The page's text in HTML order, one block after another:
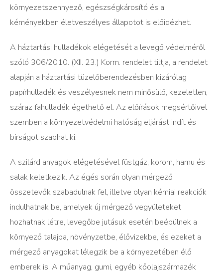
környezetszennyező, egészségkárosító és a
kéményekben életveszélyes állapotot is előidézhet.
A háztartási hulladékok elégetését a levegő védelméről
szóló 306/2010. (XII. 23.) Korm. rendelet tiltja, a rendelet
alapján a háztartási tüzelőberendezésben kizárólag
papírhulladék és veszélyesnek nem minősülő, kezeletlen,
száraz fahulladék égethető el. Az előírások megsértőivel
szemben a környezetvédelmi hatóság eljárást indít és
bírságot szabhat ki.
A szilárd anyagok elégetésével füstgáz, korom, hamu és
salak keletkezik. Az égés során olyan mérgező
összetevők szabadulnak fel, illetve olyan kémiai reakciók
indulhatnak be, amelyek új mérgező vegyületeket
hozhatnak létre, levegőbe jutásuk esetén beépülnek a
környező talajba, növényzetbe, élővizekbe, és ezeket a
mérgező anyagokat lélegzik be a környezetében élő
emberek is. A műanyag, gumi, egyéb kőolajszármazék